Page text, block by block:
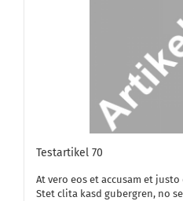
Te­st­ar­ti­kel 70
At vero eos et ac­cu­sam et
Stet clita kasd gu­ber­gren, no